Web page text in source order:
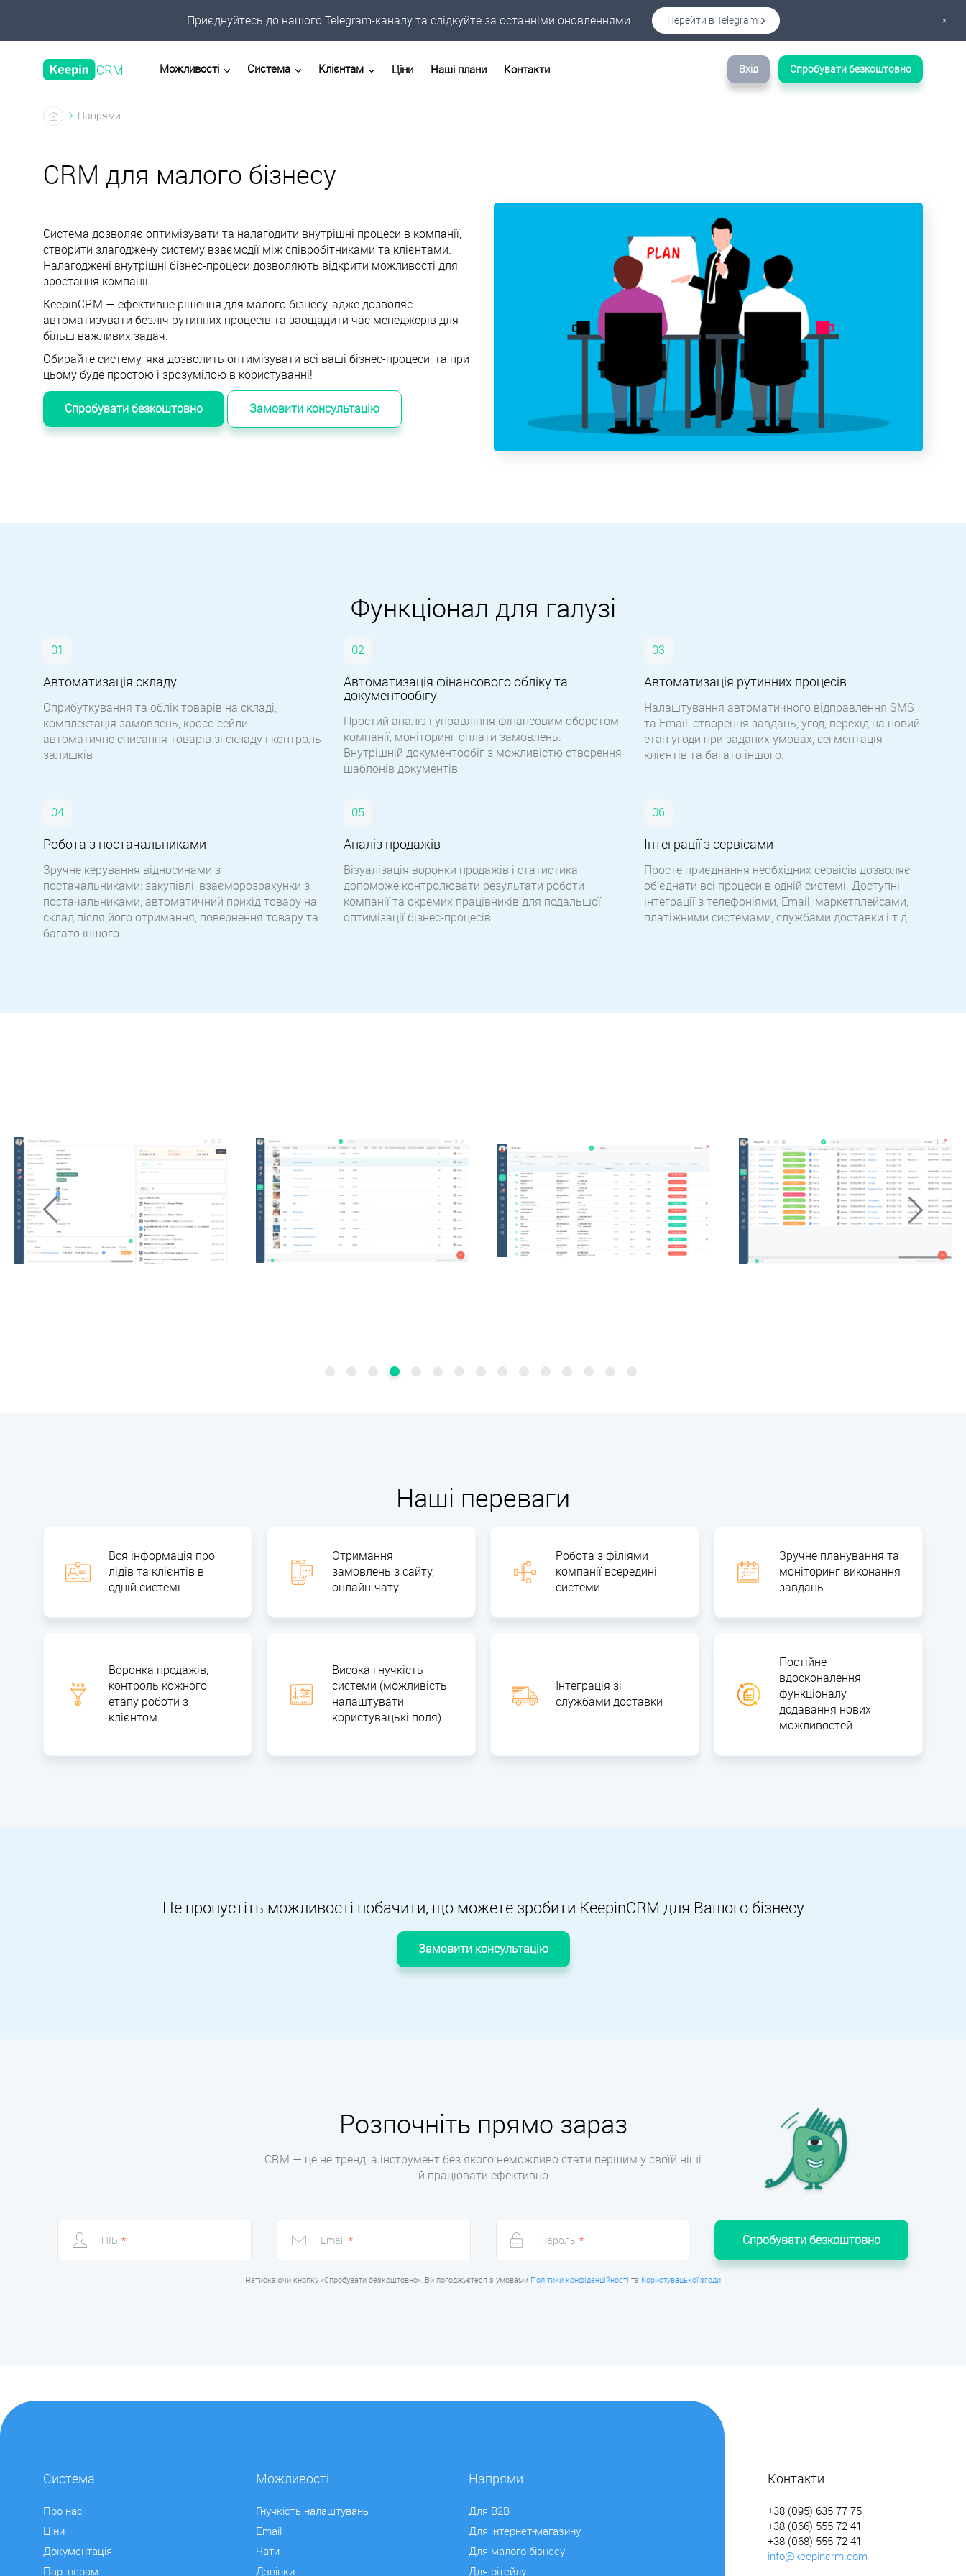
Приєднуйтесь до нашого Telegram-каналу та слідкуйте за останніми оновленнями Перейти в Telegram ×
Можливості Система Клієнтам Ціни Наші плани Контакти Вхід Спробувати безкоштовно
Напрями
CRM для малого бізнесу
Система дозволяє оптимізувати та налагодити внутрішні процеси в компанії,
створити злагоджену систему взаємодії між співробітниками та клієнтами.
Налагоджені внутрішні бізнес-процеси дозволяють відкрити можливості для
зростання компанії.
KeepinCRM — ефективне рішення для малого бізнесу, адже дозволяє
автоматизувати безліч рутинних процесів та заощадити час менеджерів для
більш важливих задач.
Обирайте систему, яка дозволить оптимізувати всі ваші бізнес-процеси, та при
цьому буде простою і зрозумілою в користуванні!
Спробувати безкоштовно Замовити консультацію
Функціонал для галузі
Автоматизація складу
Оприбуткування та облік товарів на складі,
комплектація замовлень, кросс-сейли,
автоматичне списання товарів зі складу і контроль
залишків
Автоматизація фінансового обліку та
документообігу
Простий аналіз і управління фінансовим оборотом
компанії, моніторинг оплати замовлень.
Внутрішній документообіг з можливістю створення
шаблонів документів
Автоматизація рутинних процесів
Налаштування автоматичного відправлення SMS
та Email, створення завдань, угод, перехід на новий
етап угоди при заданих умовах, сегментація
клієнтів та багато іншого.
Робота з постачальниками
Зручне керування відносинами з
постачальниками: закупівлі, взаєморозрахунки з
постачальниками, автоматичний прихід товару на
склад після його отримання, повернення товару та
багато іншого.
Аналіз продажів
Візуалізація воронки продажів і статистика
допоможе контролювати результати роботи
компанії та окремих працівників для подальшої
оптимізації бізнес-процесів
Інтеграції з сервісами
Просте приєднання необхідних сервісів дозволяє
об’єднати всі процеси в одній системі. Доступні
інтеграції з телефоніями, Email, маркетплейсами,
платіжними системами, службами доставки і т.д.
Наші переваги
Вся інформація про
лідів та клієнтів в
одній системі
Отримання
замовлень з сайту,
онлайн-чату
Робота з філіями
компанії всередині
системи
Зручне планування та
моніторинг виконання
завдань
Воронка продажів,
контроль кожного
етапу роботи з
клієнтом
Висока гнучкість
системи (можливість
налаштувати
користувацькі поля)
Інтеграція зі
службами доставки
Постійне
вдосконалення
функціоналу,
додавання нових
можливостей
Не пропустіть можливості побачити, що можете зробити KeepinCRM для Вашого бізнесу
Замовити консультацію
Розпочніть прямо зараз
CRM — це не тренд, а інструмент без якого неможливо стати першим у своїй ніші
й працювати ефективно
ПІБ * Email * Пароль * Спробувати безкоштовно
Натискаючи кнопку «Спробувати безкоштовно», Ви погоджуєтеся з умовами Політики конфіденційності та Користувацької згоди
Система
Про нас
Ціни
Документація
Партнерам
Можливості
Гнучкість налаштувань
Email
Чати
Дзвінки
Напрями
Для B2B
Для інтернет-магазину
Для малого бізнесу
Для рітейлу
Контакти
+38 (095) 635 77 75
+38 (066) 555 72 41
+38 (068) 555 72 41
info@keepincrm.com